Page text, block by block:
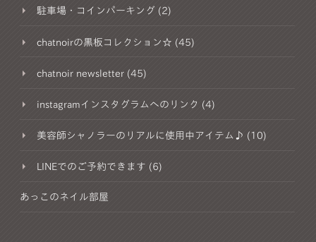
駐車場・コインパーキング (2)
chatnoirの黒板コレクション☆ (45)
chatnoir newsletter (45)
instagramインスタグラムへのリンク (4)
美容師シャノラーのリアルに使用中アイテム♪ (10)
LINEでのご予約できます (6)
あっこのネイル部屋